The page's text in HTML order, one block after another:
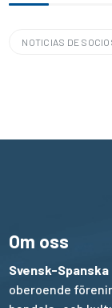
NOTICIAS DE
Om oss
Svensk-
oberoende